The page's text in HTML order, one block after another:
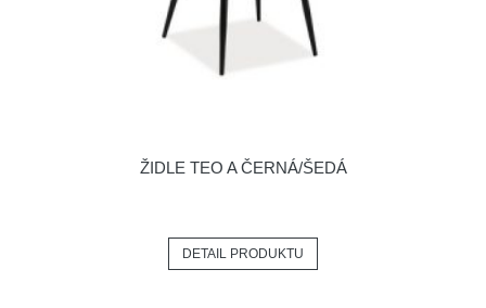
ŽIDLE TEO A ČERNÁ/ŠEDÁ
DETAIL PRODUKTU